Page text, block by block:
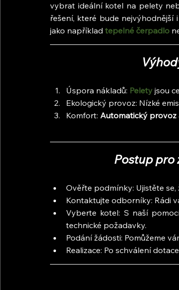
vybrat ideální kotel na pelety
řešení, které bude
jako například tepelné čerpadlo
Úspora nákladů: Pelety jsou
Ekologický provoz: Nízké
Komfort: Automatický provoz
Postup pro
Ověřte podmínky: Ujistěte
Kontaktujte odborníky: Rádi
Vyberte kotel: S naší
technické požadavky.
Podání žádosti: Pomůžeme
Realizace: Po schválení